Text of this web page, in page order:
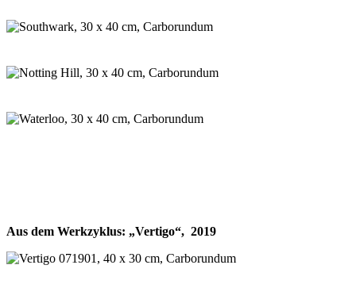
Aus dem Werkzyklus: „Vertigo“, 2019